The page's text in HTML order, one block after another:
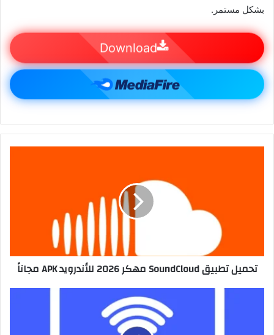
بشكل مستمر.
Download
تحميل تطبيق SoundCloud مهكر 2026 للأندرويد APK مجاناً